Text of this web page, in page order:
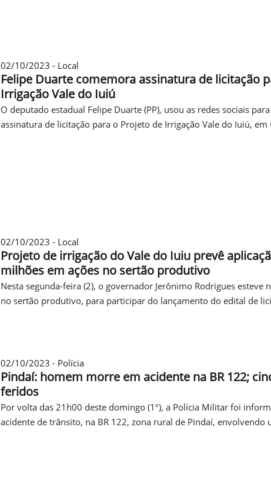
02/10/2023 - Local
Felipe Duarte comemora assinatura de licitação
Irrigação Vale do Iuiú
O deputado estadual Felipe Duarte (PP), usou as redes sociais
assinatura de licitação para o Projeto de Irrigação Vale do Iuiú, em
02/10/2023 - Local
Projeto de irrigação do Vale do Iuiu prevê
milhões em ações no sertão produtivo
Nesta segunda-feira (2), o governador Jerônimo Rodrigues esteve
no sertão produtivo, para participar do lançamento do edital de
02/10/2023 - Polícia
Pindaí: homem morre em acidente na BR 122;
feridos
Por volta das 21h00 deste domingo (1º), a Polícia Militar foi
acidente de trânsito, na BR 122, zona rural de Pindaí, envolvendo